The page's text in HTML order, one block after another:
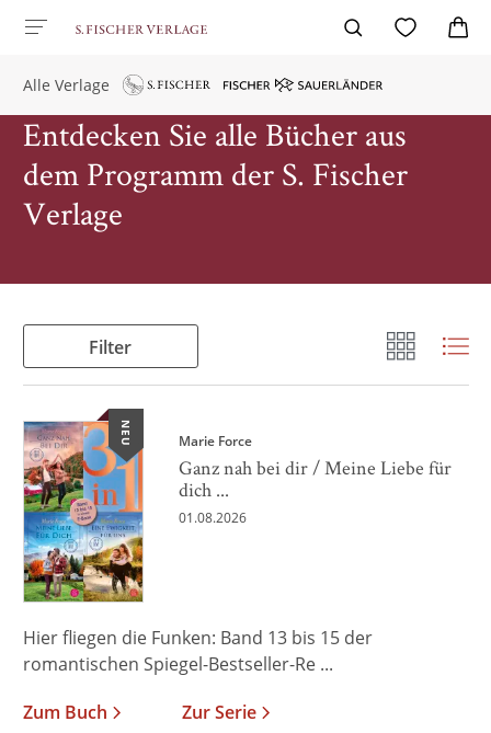
Alle Verlage
Entdecken Sie alle Bücher aus
dem Programm der S. Fischer
Verlage
Filter
NEU Marie Force
Ganz nah bei dir / Meine Liebe für
dich ...
01.08.2026
Hier fliegen die Funken: Band 13 bis 15 der
romantischen Spiegel-Bestseller-Re ...
Zum Buch
Zur Serie